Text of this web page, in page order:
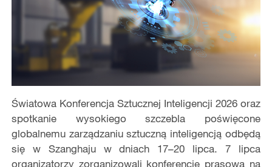
Światowa Konferencja Sztucznej Inteligencji 2026 oraz
spotkanie wysokiego szczebla poświęcone
globalnemu zarządzaniu sztuczną inteligencją odbędą
się w Szanghaju w dniach 17–20 lipca. 7 lipca
organizatorzy zorganizowali konferencję prasową na